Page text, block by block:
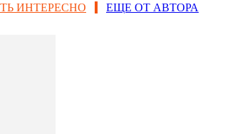
ИНТЕРЕСНО
ЕЩЕ ОТ АВТОРА